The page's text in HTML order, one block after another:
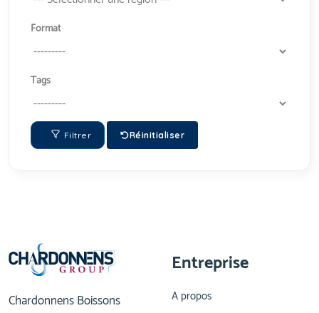
Format
Tags
Filtrer Réinitialiser
Chardonnens Boissons
Entreprise
A propos